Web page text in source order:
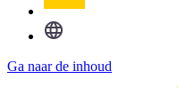
Ga naar de inhoud